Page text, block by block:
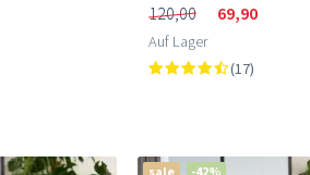
120,00 69,90
Auf Lager
(17)
sale -42%